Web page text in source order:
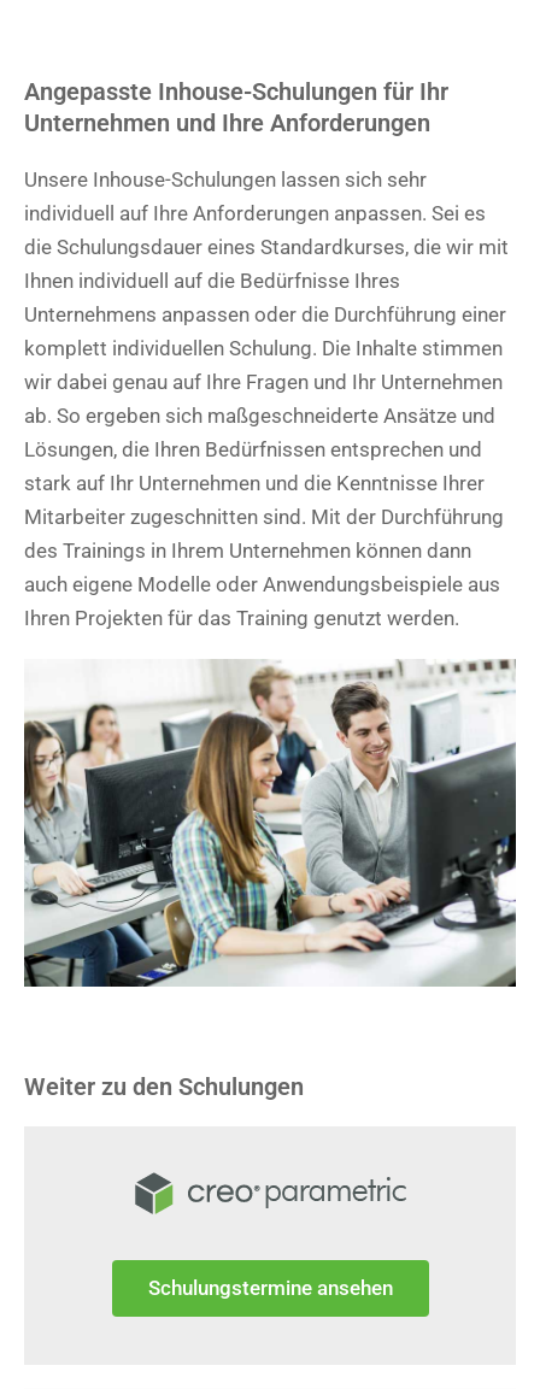
Angepasste Inhouse-Schulungen für Ihr
Unternehmen und Ihre Anforderungen
Unsere Inhouse-Schulungen lassen sich sehr
individuell auf Ihre Anforderungen anpassen. Sei es
die Schulungsdauer eines Standardkurses, die wir mit
Ihnen individuell auf die Bedürfnisse Ihres
Unternehmens anpassen oder die Durchführung einer
komplett individuellen Schulung. Die Inhalte stimmen
wir dabei genau auf Ihre Fragen und Ihr Unternehmen
ab. So ergeben sich maßgeschneiderte Ansätze und
Lösungen, die Ihren Bedürfnissen entsprechen und
stark auf Ihr Unternehmen und die Kenntnisse Ihrer
Mitarbeiter zugeschnitten sind. Mit der Durchführung
des Trainings in Ihrem Unternehmen können dann
auch eigene Modelle oder Anwendungsbeispiele aus
Ihren Projekten für das Training genutzt werden.
Weiter zu den Schulungen
Schulungstermine ansehen